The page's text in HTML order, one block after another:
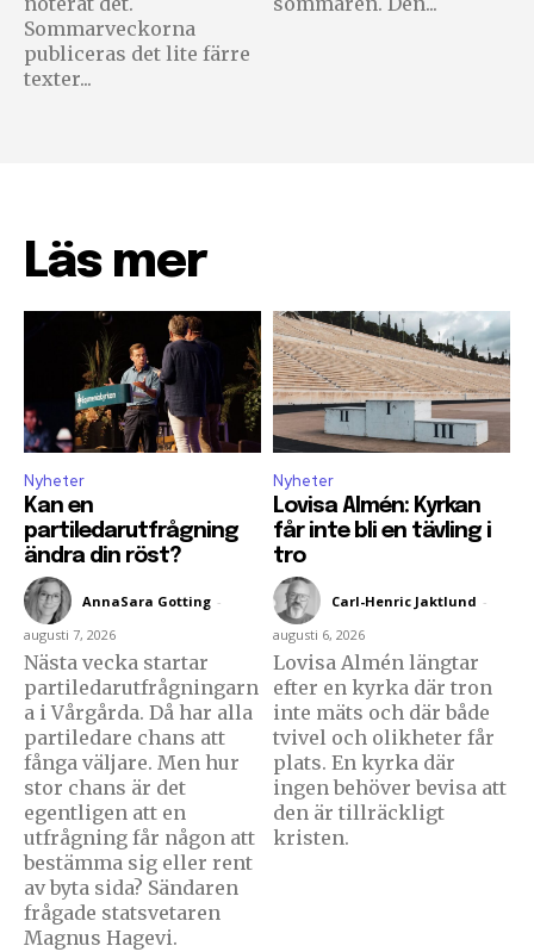
Sommarveckorna
publiceras det lite färre
texter...
Läs mer
Nyheter
Kan en
partiledarutfrågning
ändra din röst?
AnnaSara Gotting -
augusti 7, 2026
Nästa vecka startar
partiledarutfrågningarn
a i Vårgårda. Då har alla
partiledare chans att
fånga väljare. Men hur
stor chans är det
egentligen att en
utfrågning får någon att
bestämma sig eller rent
av byta sida? Sändaren
frågade statsvetaren
Magnus Hagevi.
Nyheter
Lovisa Almén: Kyrkan
får inte bli en tävling i
tro
Carl-Henric Jaktlund -
augusti 6, 2026
Lovisa Almén längtar
efter en kyrka där tron
inte mäts och där både
tvivel och olikheter får
plats. En kyrka där
ingen behöver bevisa att
den är tillräckligt
kristen.